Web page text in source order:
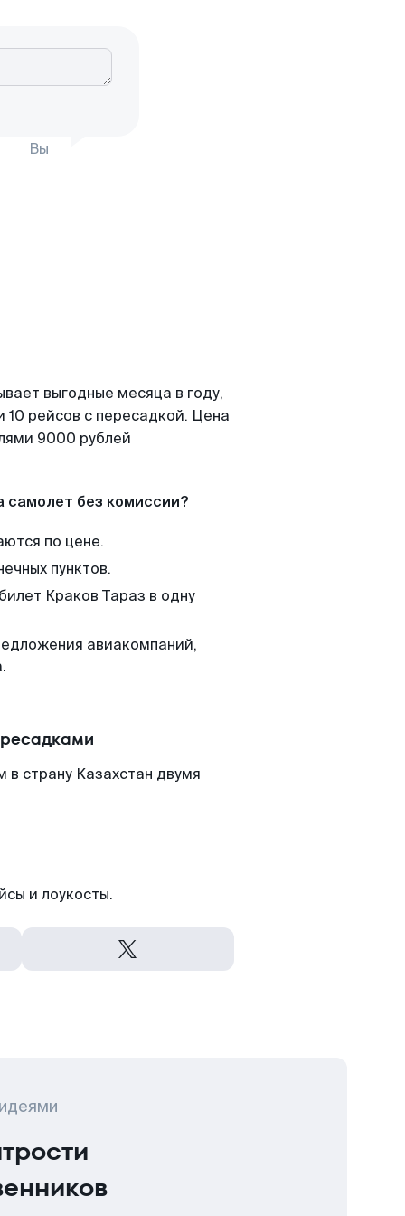
Вы
выгодные месяца в году,
рейсов с пересадкой. Цена
9000 рублей
самолет без комиссии?
по цене.
пунктов.
Краков Тараз в одну
авиакомпаний,
страну Казахстан двумя
и лоукосты.